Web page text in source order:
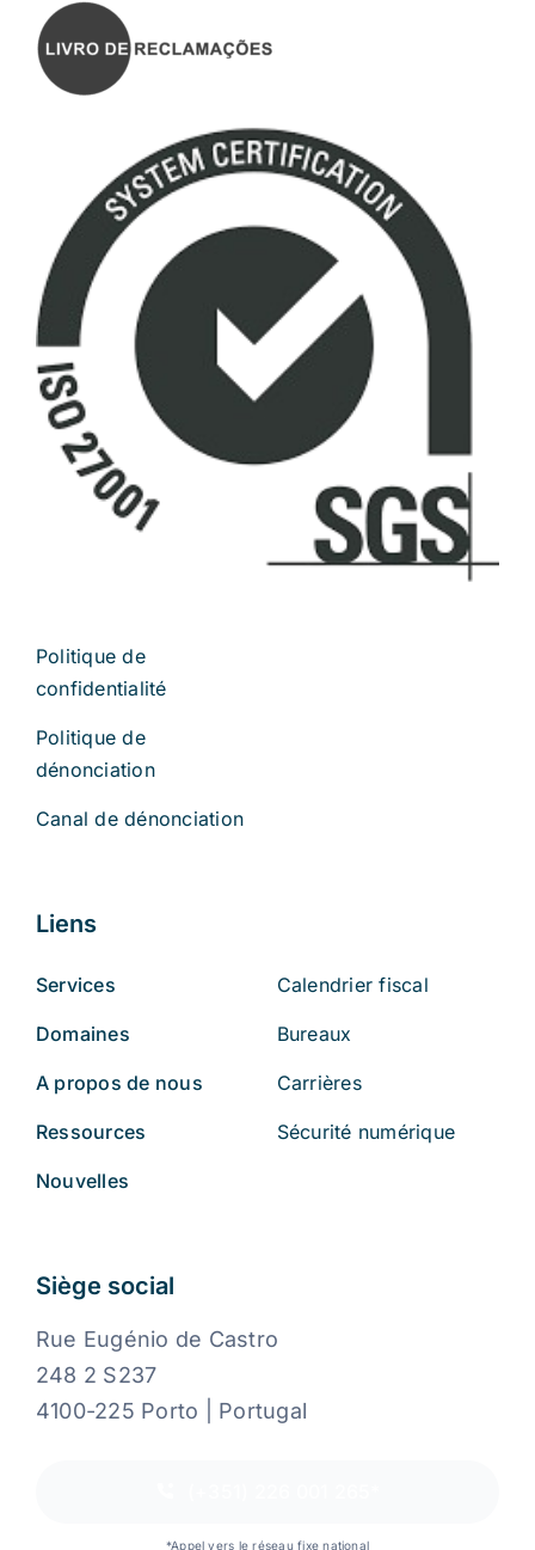
Politique de
confidentialité
Politique de
dénonciation
Canal de dénonciation
Liens
Services
Domaines
A propos de nous
Ressources
Nouvelles
Calendrier fiscal
Bureaux
Carrières
Sécurité numérique
Siège social
Rue Eugénio de Castro
248 2 S237
4100-225 Porto | Portugal
*Appel vers le réseau fixe national